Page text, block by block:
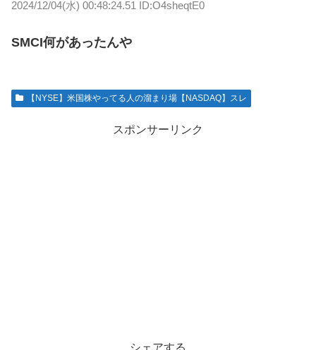
2024/12/04(水) 00:48:24.51 ID:O4sheqtE0
SMCI何があったんや
【NYSE】米国株やってる人の溜まり場【NASDAQ】スレ
スポンサーリンク